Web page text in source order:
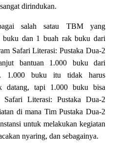
dirindukan.
salah satau TBM yang
buku dan 1 buah rak buku dari
Safari Literasi: Pustaka Dua-2
bantuan 1.000 buku dari
1.000 buku itu tidak harus
datang, tapi 1.000 buku bisa
Safari Literasi: Pustaka Dua-2
di mana Tim Pustaka Dua-2
untuk melakukan kegiatan
nyaring, dan sebagainya.